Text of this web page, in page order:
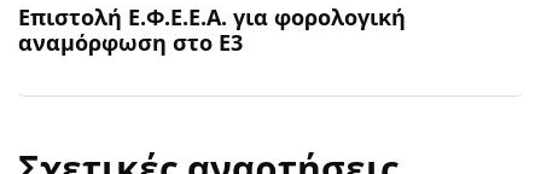
Επιστολή Ε.Φ.Ε.Ε.Α. για φορολογική
αναμόρφωση στο Ε3